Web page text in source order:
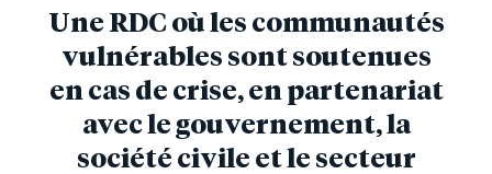
Une RDC où les communautés
vulnérables sont soutenues
en cas de crise, en partenariat
avec le gouvernement, la
société civile et le secteur